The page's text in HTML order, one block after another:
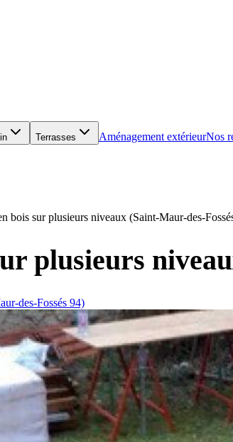
Terrasses Aménagement extérieurNos
bois sur plusieurs niveaux (Saint-Maur-des-
plusieurs